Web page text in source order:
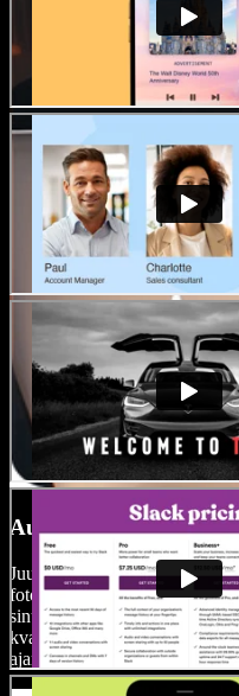
Autoritasuvaba
Juurdepääs ulatuslikule
fotosid, videoklippe ja
sinu sündmusele sobiva
kvaliteetse meediaga, ilma et
ajamahuka otsimise pärast.